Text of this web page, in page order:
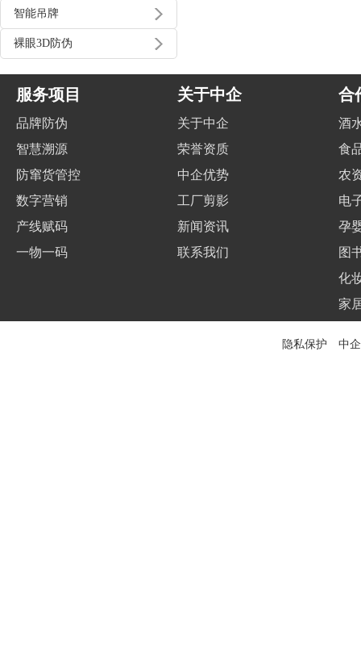
智能吊牌
裸眼3D防伪
服务项目
品牌防伪
智慧溯源
防窜货管控
数字营销
产线赋码
一物一码
关于中企
关于中企
荣誉资质
中企优势
工厂剪影
新闻资讯
联系我们
合
酒
食
农
电
孕
图
化
家
隐私保护 中